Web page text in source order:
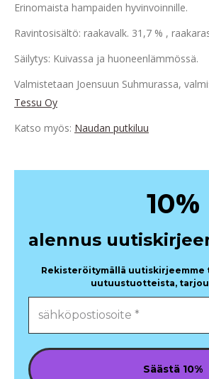
Erinomaista hampaiden hyvinvoinnille.
Ravintosisältö: raakavalk. 31,7 % ,
Säilytys: Kuivassa ja huoneenlämmössä.
Valmistetaan Joensuun Suhmurassa,
Tessu Oy
Katso myös: Naudan putkiluu
10%
alennus
Rekisteröitymällä uutiskirjeemme
uutuustuotteista,